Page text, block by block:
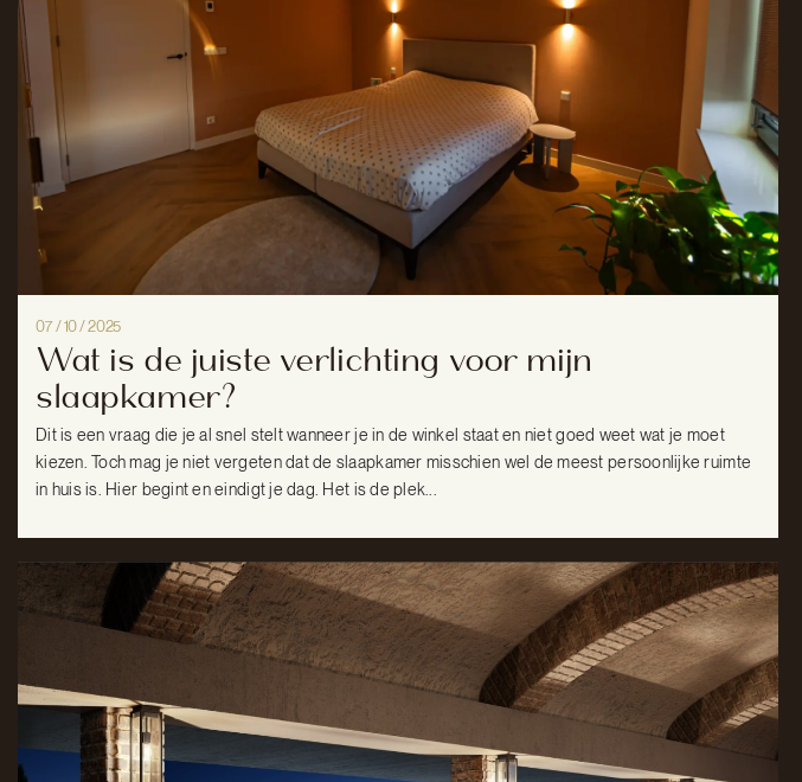
07 / 10 / 2025
Wat is de juiste verlichting voor mijn
slaapkamer?
Dit is een vraag die je al snel stelt wanneer je in de winkel staat en niet goed weet wat je moet
kiezen. Toch mag je niet vergeten dat de slaapkamer misschien wel de meest persoonlijke ruimte
in huis is. Hier begint en eindigt je dag. Het is de plek...